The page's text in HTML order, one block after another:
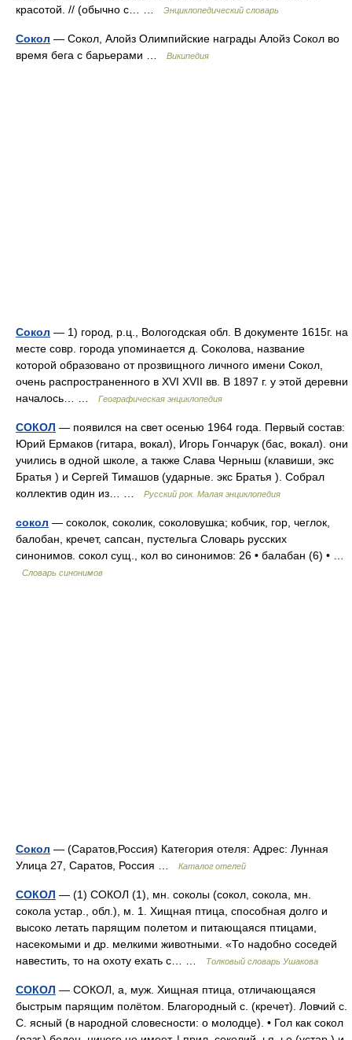
красотой. // (обычно с… …
Энциклопедический словарь
Сокол — Сокол, Алойз Олимпийские награды Алойз Сокол во
время бега с барьерами …
Википедия
Сокол — 1) город, р.ц., Вологодская обл. В документе 1615г. на
месте совр. города упоминается д. Соколова, название
которой образовано от прозвищного личного имени Сокол,
очень распространенного в XVI XVII вв. В 1897 г. у этой деревни
началось… …
Географическая энциклопедия
СОКОЛ — появился на свет осенью 1964 года. Первый состав:
Юрий Ермаков (гитара, вокал), Игорь Гончарук (бас, вокал). они
учились в одной школе, а также Слава Черныш (клавиши, экс
Братья ) и Сергей Тимашов (ударные. экс Братья ). Собрал
коллектив один из… …
Русский рок. Малая энциклопедия
сокол — соколок, соколик, соколовушка; кобчик, гор, чеглок,
балобан, кречет, сапсан, пустельга Словарь русских
синонимов. сокол сущ., кол во синонимов: 26 • балабан (6) • …
Словарь синонимов
Сокол — (Саратов,Россия) Категория отеля: Адрес: Лунная
Улица 27, Саратов, Россия …
Каталог отелей
СОКОЛ — (1) СОКОЛ (1), мн. соколы (сокол, сокола, мн.
сокола устар., обл.), м. 1. Хищная птица, способная долго и
высоко летать парящим полетом и питающаяся птицами,
насекомыми и др. мелкими животными. «То надобно соседей
навестить, то на охоту ехать с… …
Толковый словарь Ушакова
СОКОЛ — СОКОЛ, а, муж. Хищная птица, отличающаяся
быстрым парящим полётом. Благородный с. (кречет). Ловчий с.
С. ясный (в народной словесности: о молодце). • Гол как сокол